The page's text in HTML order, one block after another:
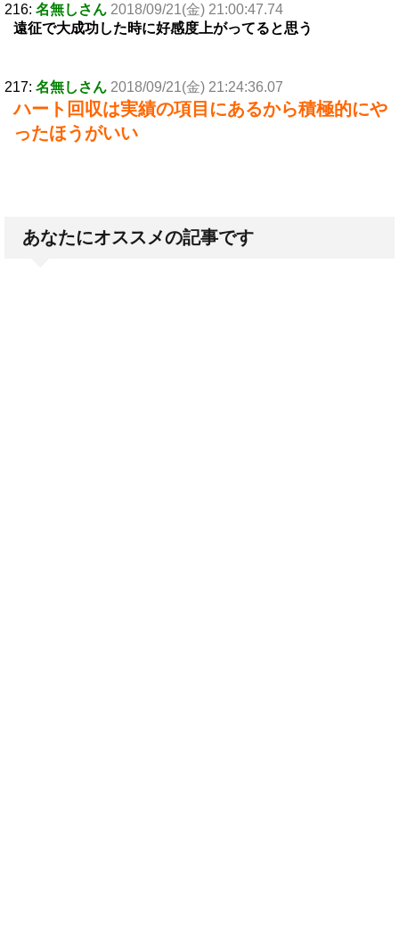
216: 名無しさん 2018/09/21(金) 21:00:47.74
遠征で大成功した時に好感度上がってると思う
217: 名無しさん 2018/09/21(金) 21:24:36.07
ハート回収は実績の項目にあるから積極的にや
ったほうがいい
あなたにオススメの記事です